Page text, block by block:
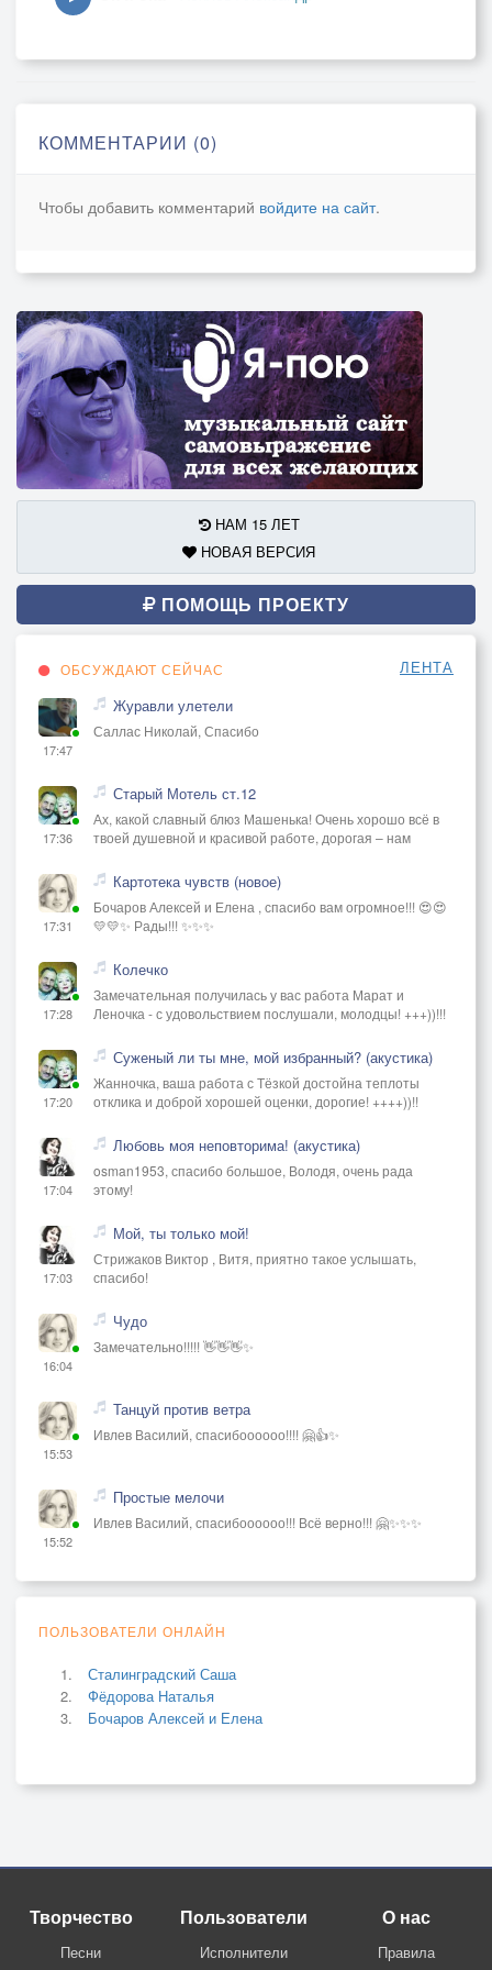
КОММЕНТАРИИ (0)
Чтобы добавить комментарий войдите на сайт.
НАМ 15 ЛЕТ
НОВАЯ ВЕРСИЯ
ПОМОЩЬ ПРОЕКТУ
ОБСУЖДАЮТ СЕЙЧАС ЛЕНТА
17:47
Журавли улетели
Саллас Николай, Спасибо
17:36
Старый Мотель ст.12
Ах, какой славный блюз Машенька! Очень хорошо всё в
твоей душевной и красивой работе, дорогая – нам
17:31
Картотека чувств (новое)
Бочаров Алексей и Елена , спасибо вам огромное!!! 😍😍
💛💛✨ Рады!!! ✨✨✨
17:28
Колечко
Замечательная получилась у вас работа Марат и
Леночка - с удовольствием послушали, молодцы! +++))!!!
17:20
Суженый ли ты мне, мой избранный? (акустика)
Жанночка, ваша работа с Тёзкой достойна теплоты
отклика и доброй хорошей оценки, дорогие! ++++))!!
17:04
Любовь моя неповторима! (акустика)
osman1953, спасибо большое, Володя, очень рада
этому!
17:03
Мой, ты только мой!
Стрижаков Виктор , Витя, приятно такое услышать,
спасибо!
16:04
Чудо
Замечательно!!!!! 👋👋👋✨
15:53
Танцуй против ветра
Ивлев Василий, спасибоооооо!!!! 🤗👍✨
15:52
Простые мелочи
Ивлев Василий, спасибоооооо!!! Всё верно!!! 🤗✨✨✨
ПОЛЬЗОВАТЕЛИ ОНЛАЙН
Сталинградский Саша
Фёдорова Наталья
Бочаров Алексей и Елена
Творчество
Песни
Пользователи
Исполнители
О нас
Правила